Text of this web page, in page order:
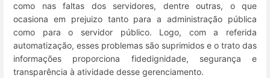
como nas faltas dos servidores, dentre outras, o que
ocasiona em prejuizo tanto para a administração pública
como para o servidor público. Logo, com a referida
automatização, esses problemas são suprimidos e o trato das
informações proporciona fidedignidade, segurança e
transparência à atividade desse gerenciamento.